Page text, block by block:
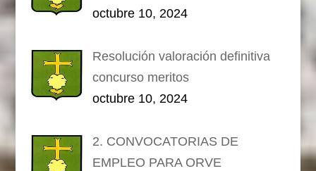
octubre 10, 2024
Resolución valoración definitiva
concurso meritos
octubre 10, 2024
2. CONVOCATORIAS DE
EMPLEO PARA ORVE